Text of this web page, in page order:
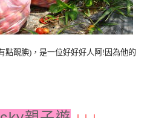
點靦腆) ，是一位好好好人阿!因為他的